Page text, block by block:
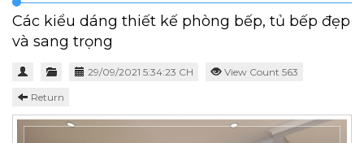
Các kiểu dáng thiết kế phòng bếp, tủ bếp đẹp
và sang trọng
29/09/2021 5:34:23 CH View Count 563
Return